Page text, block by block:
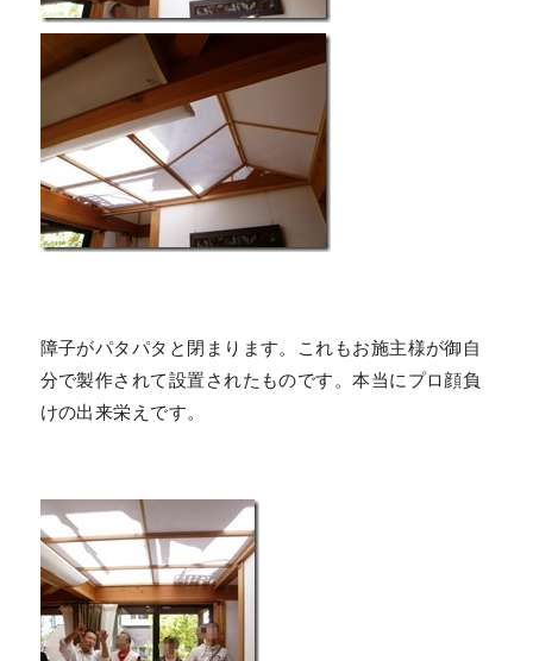
障子がパタパタと閉まります。これもお施主様が御自
分で製作されて設置されたものです。本当にプロ顔負
けの出来栄えです。